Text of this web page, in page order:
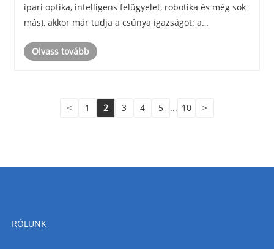
ipari optika, intelligens felügyelet, robotika és még sok
más), akkor már tudja a csúnya igazságot: a
egy olyan rendszerdöntés, amely miatt az ......
Olvass tovább
< 1 2 3 4 5 ... 10 >
RÓLUNK